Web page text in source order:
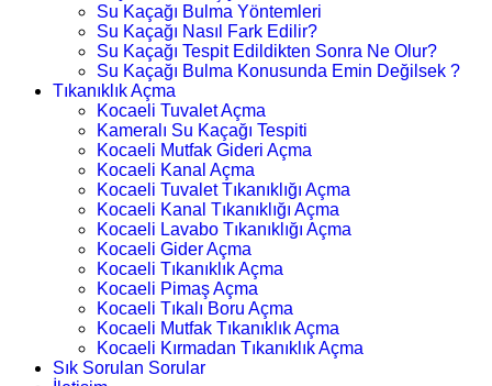
Su Kaçağı Bulma Yöntemleri
Su Kaçağı Nasıl Fark Edilir?
Su Kaçağı Tespit Edildikten Sonra Ne Olur?
Su Kaçağı Bulma Konusunda Emin Değilsek ?
Tıkanıklık Açma
Kocaeli Tuvalet Açma
Kameralı Su Kaçağı Tespiti
Kocaeli Mutfak Gideri Açma
Kocaeli Kanal Açma
Kocaeli Tuvalet Tıkanıklığı Açma
Kocaeli Kanal Tıkanıklığı Açma
Kocaeli Lavabo Tıkanıklığı Açma
Kocaeli Gider Açma
Kocaeli Tıkanıklık Açma
Kocaeli Pimaş Açma
Kocaeli Tıkalı Boru Açma
Kocaeli Mutfak Tıkanıklık Açma
Kocaeli Kırmadan Tıkanıklık Açma
Sık Sorulan Sorular